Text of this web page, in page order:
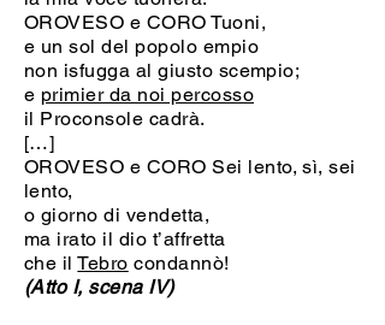
OROVESO e CORO Tuoni,
e un sol del popolo empio
non isfugga al giusto scempio;
e primier da noi percosso
il Proconsole cadrà.
[…]
OROVESO e CORO Sei lento, sì, sei
lento,
o giorno di vendetta,
ma irato il dio t’affretta
che ilTebro condannò!
(Atto I, scena IV)